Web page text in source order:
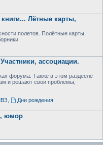
Лётные карты,
полетов. Полётные карты,
ассоциации.
форума. Также в этом раздееле
и решают свои проблемы,
Дни рождения
юмор